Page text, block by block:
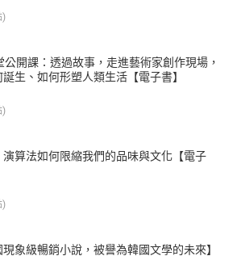
)
公開課：透過故事，走進藝術家創作現場，
生、如何形塑人類生活【電子書】
)
演算法如何限縮我們的品味與文化【電子
)
象級暢銷小說，被譽為韓國文學的未來】